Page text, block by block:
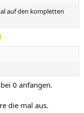
auf den kompletten
0 anfangen.
die mal aus.